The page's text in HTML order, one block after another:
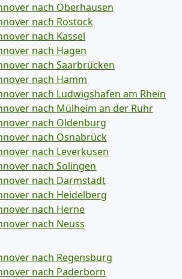
nach Oberhausen
nach Rostock
nach Kassel
nach Hagen
nach Saarbrücken
nach Hamm
nach Ludwigshafen am Rhein
nach Mülheim an der Ruhr
nach Oldenburg
nach Osnabrück
nach Leverkusen
nach Solingen
nach Darmstadt
nach Heidelberg
nach Herne
nach Neuss
nach Regensburg
nach Paderborn